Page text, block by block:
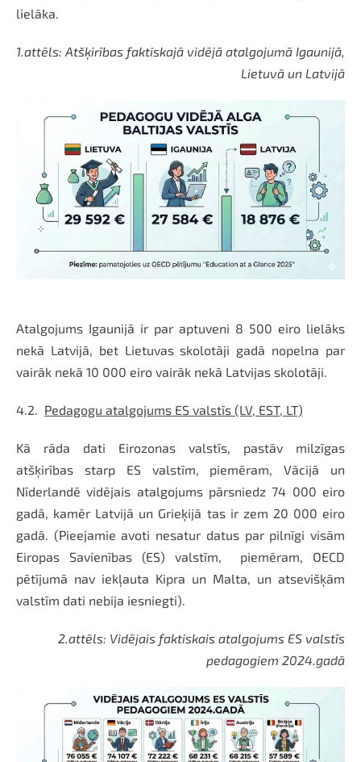
lielāka.
1.attēls: Atšķirības faktiskajā vidējā atalgojumā Igaunijā,
Lietuvā un Latvijā
Atalgojums Igaunijā ir par aptuveni 8 500 eiro lielāks
nekā Latvijā, bet Lietuvas skolotāji gadā nopelna par
vairāk nekā 10 000 eiro vairāk nekā Latvijas skolotāji.
4.2. Pedagogu atalgojums ES valstīs (LV, EST, LT)
Kā rāda dati Eirozonas valstīs, pastāv milzīgas
atšķirības starp ES valstīm, piemēram,Vācijā un
Nīderlandē vidējais atalgojums pārsniedz 74 000 eiro
gadā, kamēr Latvijā un Grieķijā tas ir zem 20 000 eiro
gadā. (Pieejamie avoti nesatur datus par pilnīgi visām
Eiropas Savienības (ES) valstīm, piemēram, OECD
pētījumā nav iekļauta Kipra un Malta, un atsevišķām
valstīm dati nebija iesniegti).
2.attēls: Vidējais faktiskais atalgojums ES valstīs
pedagogiem 2024.gadā